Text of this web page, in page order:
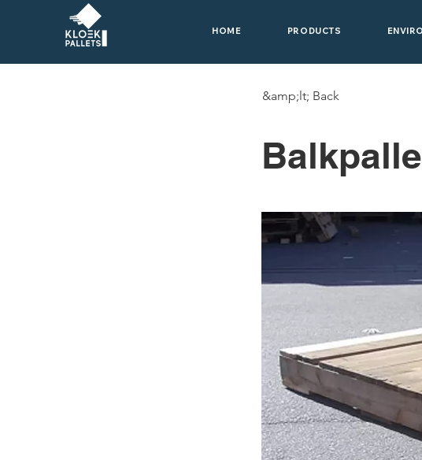
HOME PRODUCTS
&amp;lt; Back